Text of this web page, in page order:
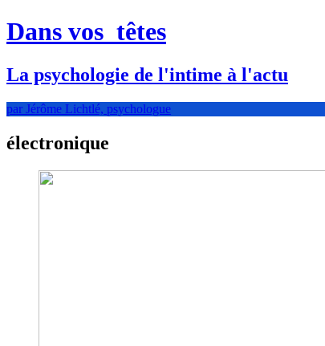
Dans vos têtes
La psychologie de l'intime à l'actu
par Jérôme Lichtlé, psychologue
électronique